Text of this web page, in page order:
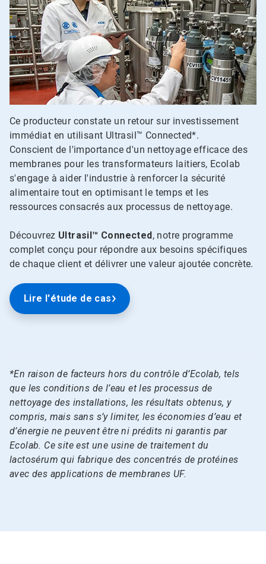
Ce producteur constate un retour sur investissement
immédiat en utilisant Ultrasil™ Connected*.
Conscient de l'importance d'un nettoyage efficace des
membranes pour les transformateurs laitiers, Ecolab
s'engage à aider l'industrie à renforcer la sécurité
alimentaire tout en optimisant le temps et les
ressources consacrés aux processus de nettoyage.
Découvrez Ultrasil™ Connected, notre programme
complet conçu pour répondre aux besoins spécifiques
de chaque client et délivrer une valeur ajoutée concrète.
Lire l'étude de cas
*En raison de facteurs hors du contrôle d’Ecolab, tels
que les conditions de l’eau et les processus de
nettoyage des installations, les résultats obtenus, y
compris, mais sans s’y limiter, les économies d’eau et
d’énergie ne peuvent être ni prédits ni garantis par
Ecolab. Ce site est une usine de traitement du
lactosérum qui fabrique des concentrés de protéines
avec des applications de membranes UF.